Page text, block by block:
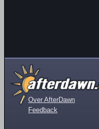
Over AfterDawn
Feedback